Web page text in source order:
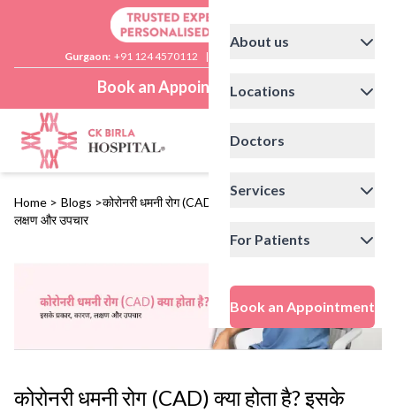
Gurgaon: +91 124 4570112 |
Book an Appointment
About us
Locations
Doctors
Services
For Patients
Book an Appointment
Home > Blogs >कोरोनरी धमनी रोग (CAD) क्या होता है? इसके प्रकार, कारण,
लक्षण और उपचार
कोरोनरी धमनी रोग (CAD) क्या होता है? इसके